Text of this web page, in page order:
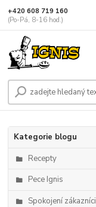
+420 608 719 160
(Po-Pá, 8-16 hod.)
Kategorie blogu
Recepty
Pece Ignis
Spokojení zákazníci